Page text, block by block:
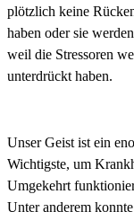
plötzlich keine
haben oder sie werden
weil die Stressoren
unterdrückt haben.
Unser Geist ist ein
Wichtigste, um
Umgekehrt
Unter anderem konnte